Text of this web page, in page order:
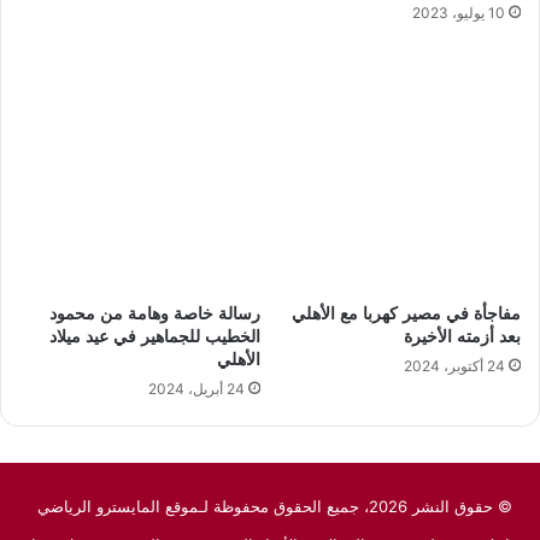
10 يوليو، 2023
مفاجأة في مصير كهربا مع الأهلي
بعد أزمته الأخيرة
24 أكتوبر، 2024
رسالة خاصة وهامة من محمود
الخطيب للجماهير في عيد ميلاد
الأهلي
24 أبريل، 2024
© حقوق النشر 2026، جميع الحقوق محفوظة لـموقع المايسترو الرياضي